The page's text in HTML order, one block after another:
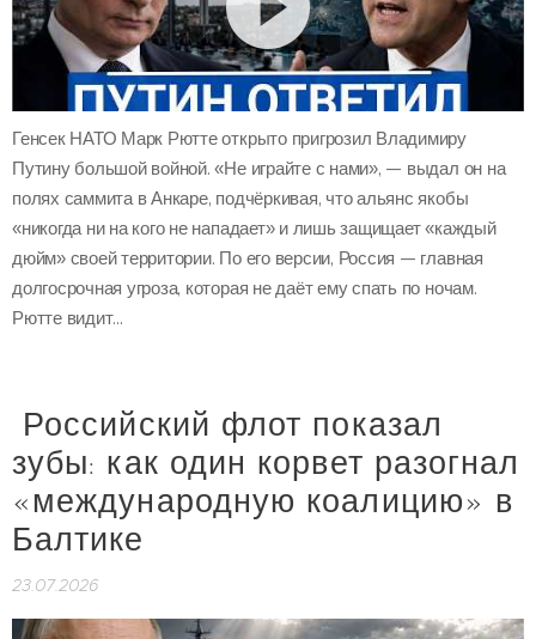
Генсек НАТО Марк Рютте открыто пригрозил Владимиру
Путину большой войной. «Не играйте с нами», — выдал он на
полях саммита в Анкаре, подчёркивая, что альянс якобы
«никогда ни на кого не нападает» и лишь защищает «каждый
дюйм» своей территории. По его версии, Россия — главная
долгосрочная угроза, которая не даёт ему спать по ночам.
Рютте видит...
Российский флот показал
зубы: как один корвет разогнал
«международную коалицию» в
Балтике
23.07.2026